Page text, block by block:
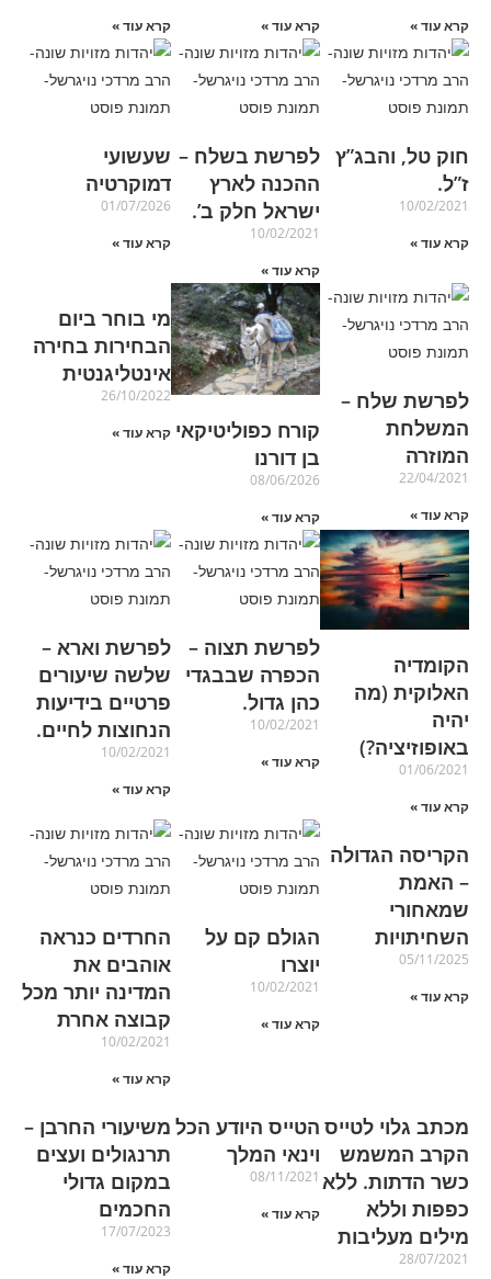
קרא עוד » קרא עוד » קרא עוד »
חוק טל, והבג”ץ
ז”ל.
10/02/2021
קרא עוד »
לפרשת בשלח –
ההכנה לארץ
ישראל חלק ב’.
10/02/2021
קרא עוד »
שעשועי
דמוקרטיה
01/07/2026
קרא עוד »
לפרשת שלח –
המשלחת
המוזרה
22/04/2021
קרא עוד »
קורח כפוליטיקאי
בן דורנו
08/06/2026
קרא עוד »
מי בוחר ביום
הבחירות בחירה
אינטליגנטית
26/10/2022
קרא עוד »
הקומדיה
האלוקית (מה
יהיה
באופוזיציה?)
01/06/2021
קרא עוד »
לפרשת תצוה –
הכפרה שבבגדי
כהן גדול.
10/02/2021
קרא עוד »
לפרשת וארא –
שלשה שיעורים
פרטיים בידיעות
הנחוצות לחיים.
10/02/2021
קרא עוד »
הקריסה הגדולה
– האמת
שמאחורי
השחיתויות
05/11/2025
קרא עוד »
הגולם קם על
יוצרו
10/02/2021
קרא עוד »
החרדים כנראה
אוהבים את
המדינה יותר מכל
קבוצה אחרת
10/02/2021
קרא עוד »
מכתב גלוי לטייס
הקרב המשמש
כשר הדתות. ללא
כפפות וללא
מילים מעליבות
28/07/2021
הטייס היודע הכל
וינאי המלך
08/11/2021
קרא עוד »
משיעורי החרבן –
תרנגולים ועצים
במקום גדולי
החכמים
17/07/2023
קרא עוד »